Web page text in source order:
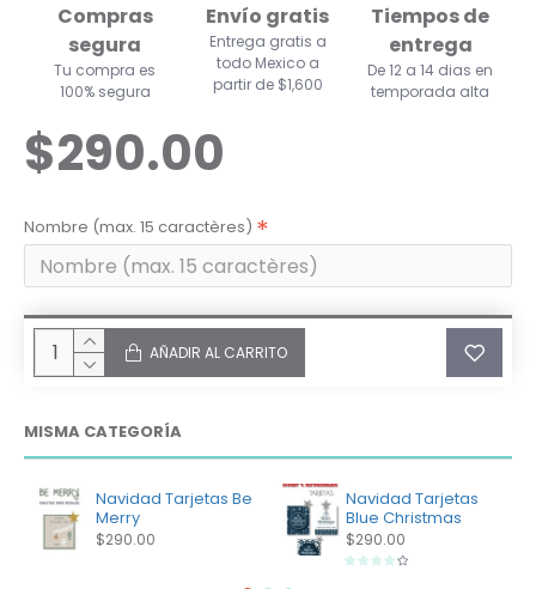
Compras
segura
Tu compra es
100% segura
Envío gratis
Entrega gratis a
todo Mexico a
partir de $1,600
Tiempos de
entrega
De 12 a 14 dias en
temporada alta
$290.00
Nombre (max. 15 caractères)
AÑADIR AL CARRITO
MISMA CATEGORÍA
Navidad Tarjetas Be
Merry
$290.00
Navidad Tarjetas
Blue Christmas
$290.00